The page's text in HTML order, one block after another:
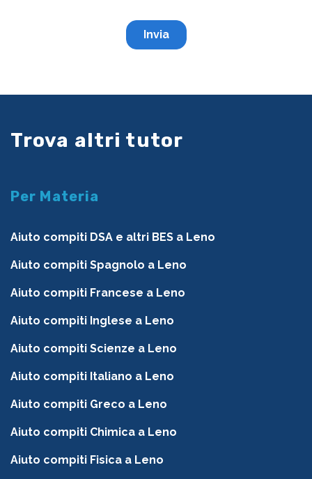
Trova altri tutor
Per Materia
Aiuto compiti DSA e altri BES a Leno
Aiuto compiti Spagnolo a Leno
Aiuto compiti Francese a Leno
Aiuto compiti Inglese a Leno
Aiuto compiti Scienze a Leno
Aiuto compiti Italiano a Leno
Aiuto compiti Greco a Leno
Aiuto compiti Chimica a Leno
Aiuto compiti Fisica a Leno